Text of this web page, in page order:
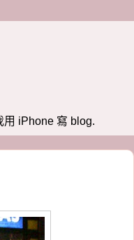
用 iPhone 寫 blog.